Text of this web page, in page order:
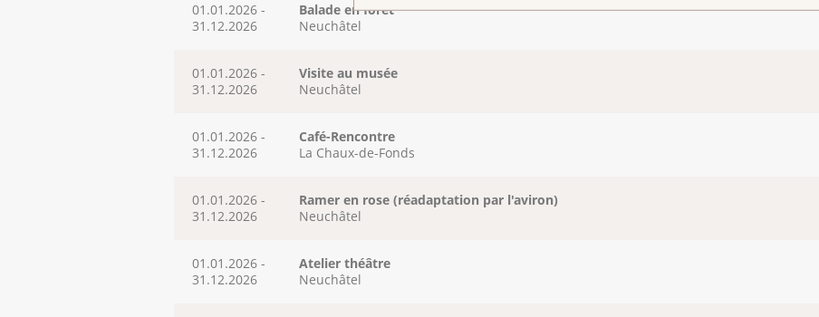
01.01.2026 -
31.12.2026
Balade en forêt
Neuchâtel
01.01.2026 -
31.12.2026
Visite au musée
Neuchâtel
01.01.2026 -
31.12.2026
Café-Rencontre
La Chaux-de-Fonds
01.01.2026 -
31.12.2026
Ramer en rose (réadaptation par l'aviron)
Neuchâtel
01.01.2026 -
31.12.2026
Atelier théâtre
Neuchâtel